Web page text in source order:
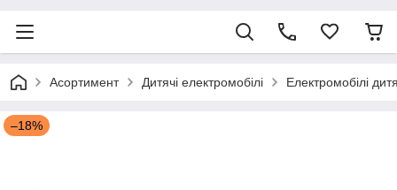
Асортимент Дитячі електромобілі Електромобілі
–18%